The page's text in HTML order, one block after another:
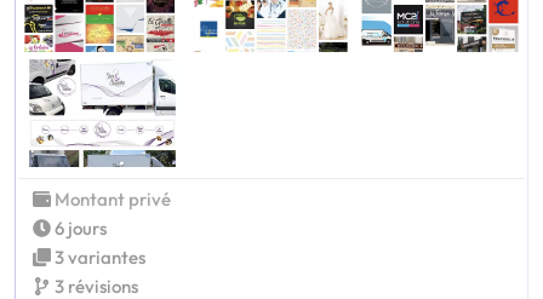
Montant privé
6 jours
3 variantes
3 révisions